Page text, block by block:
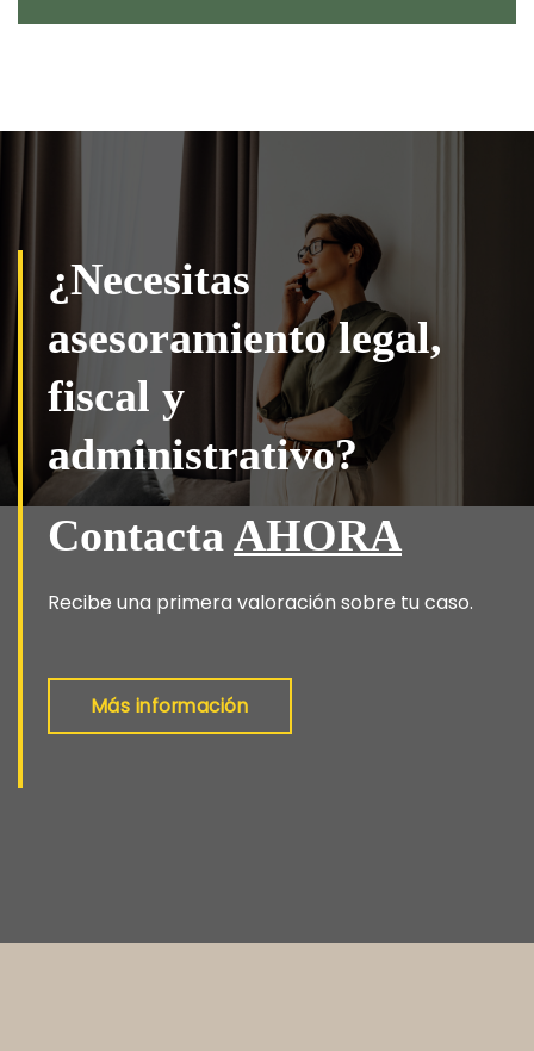
¿Necesitas
asesoramiento legal,
fiscal y
administrativo?
Contacta AHORA
Recibe una primera valoración sobre tu caso.
Más información